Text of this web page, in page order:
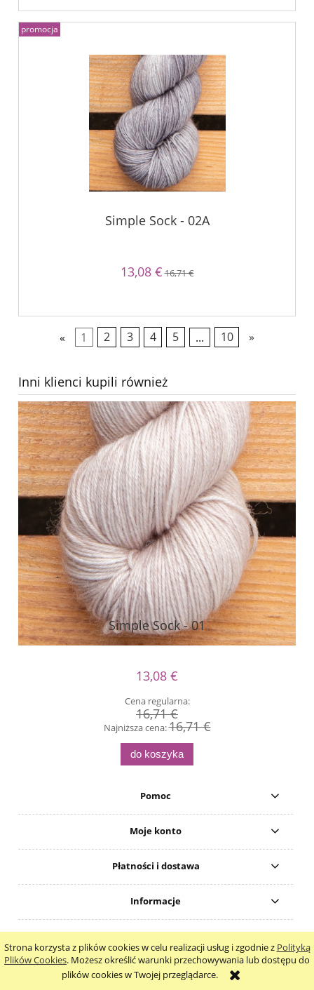
Strona korzysta z plików cookies w celu realizacji usług i zgodnie z Polityką
Plików Cookies. Możesz określić warunki przechowywania lub dostępu do
plików cookies w Twojej przeglądarce.
Simple Sock - 02A
13,08 €16,71 €
promocja
« 1 2 3 4 5 ... 10 »
Inni klienci kupili również
Simple Sock - 01
13,08 €
Cena regularna:
16,71 €
Najniższa cena:16,71 €
do koszyka
Pomoc
Moje konto
Płatności i dostawa
Informacje
pokaż pełną wersję strony